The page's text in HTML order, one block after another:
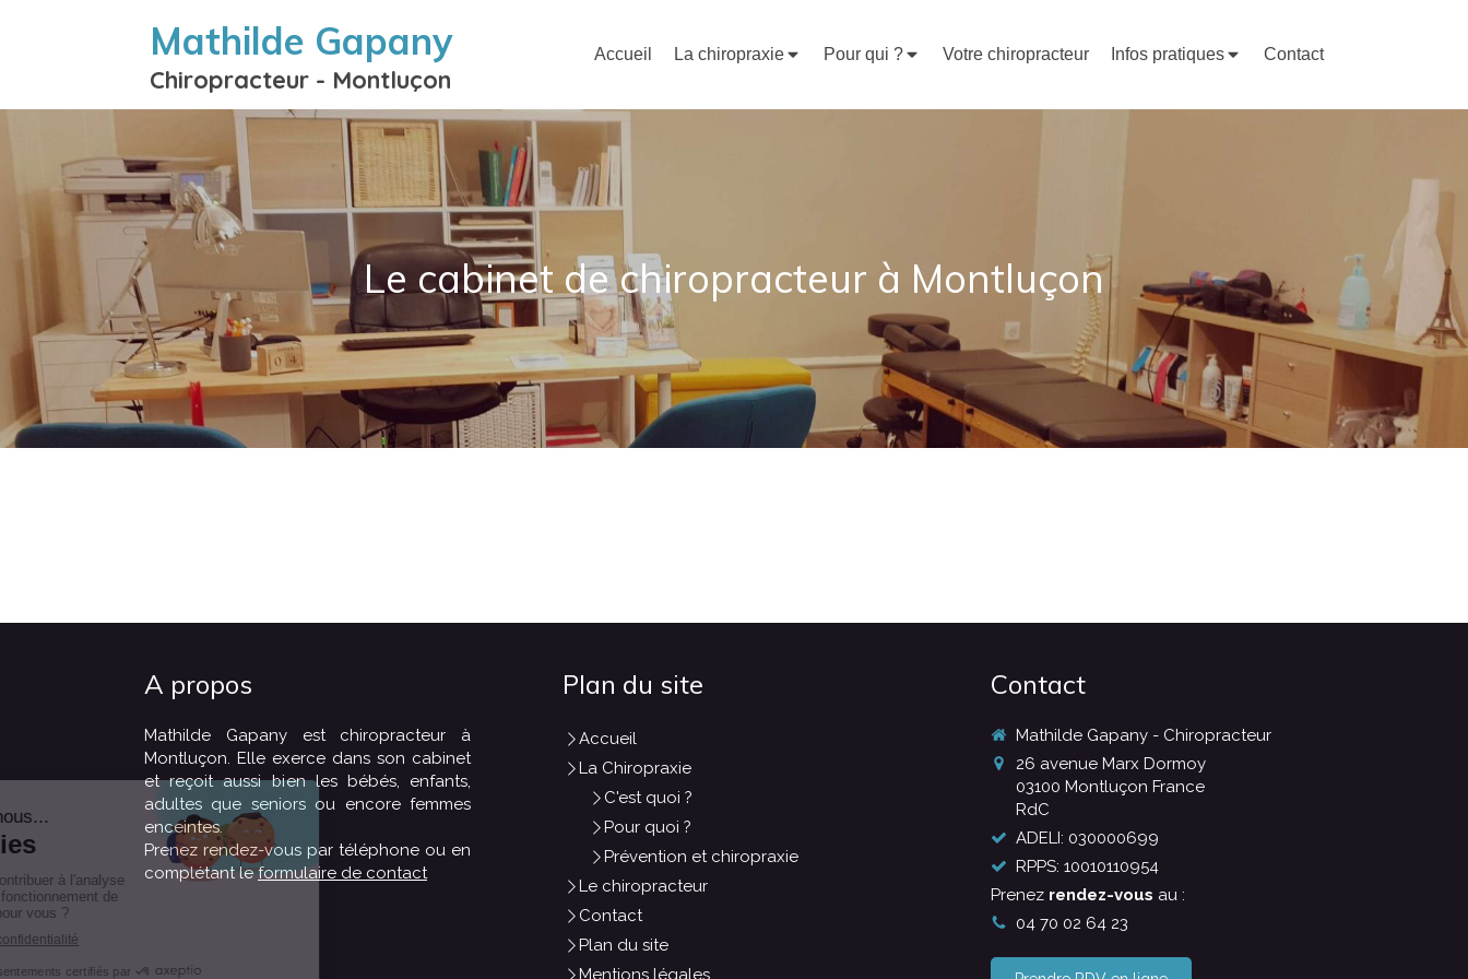
Accueil La chiropraxie Pour qui ? Votre chiropracteur Infos pratiques Contact
Mathilde Gapany
Chiropracteur - Montluçon
Le cabinet de chiropracteur à Montluçon
A propos
Mathilde Gapany est chiropracteur à
Montluçon. Elle exerce dans son cabinet
et reçoit aussi bien les bébés, enfants,
adultes que seniors ou encore femmes
enceintes.
Prenez rendez-vous par téléphone ou en
complétant le formulaire de contact
Plan du site
Accueil
La Chiropraxie
C'est quoi ?
Pour quoi ?
Prévention et chiropraxie
Le chiropracteur
Contact
Plan du site
Mentions légales
Contact
Mathilde Gapany - Chiropracteur
26 avenue Marx Dormoy
03100 Montluçon France
RdC
ADELI: 030000699
RPPS: 10010110954
Prenez rendez-vous au :
04 70 02 64 23